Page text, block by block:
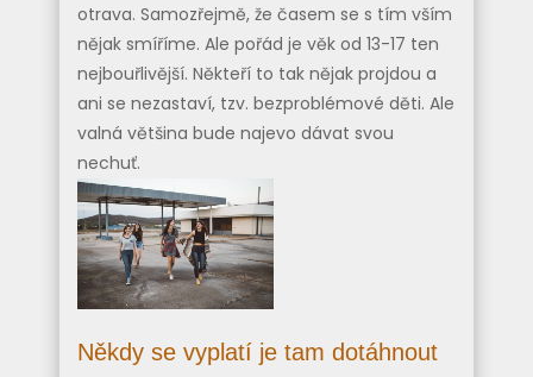
otrava. Samozřejmě, že časem se s tím vším
nějak smíříme. Ale pořád je věk od 13-17 ten
nejbouřlivější. Někteří to tak nějak projdou a
ani se nezastaví, tzv. bezproblémové děti. Ale
valná většina bude najevo dávat svou
nechuť.
Někdy se vyplatí je tam dotáhnout